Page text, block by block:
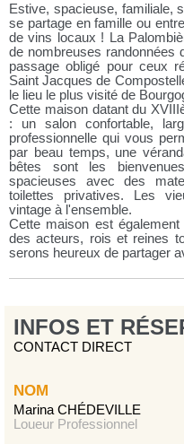
Estive, spacieuse, familiale,
se partage en famille ou
de vins locaux ! La
de nombreuses randonnées
passage obligé pour ceux
Saint Jacques de
le lieu le plus visité de
Cette maison datant du
: un salon confortable,
professionnelle qui vous
par beau temps, une
bêtes sont les
spacieuses avec des
toilettes privatives. Les
vintage à l'ensemble.
Cette maison est
des acteurs, rois et reines
serons heureux de partager
INFOS ET
CONTACT DIRECT
NOM
Marina CHÉDEVILLE
Loueur Professionnel